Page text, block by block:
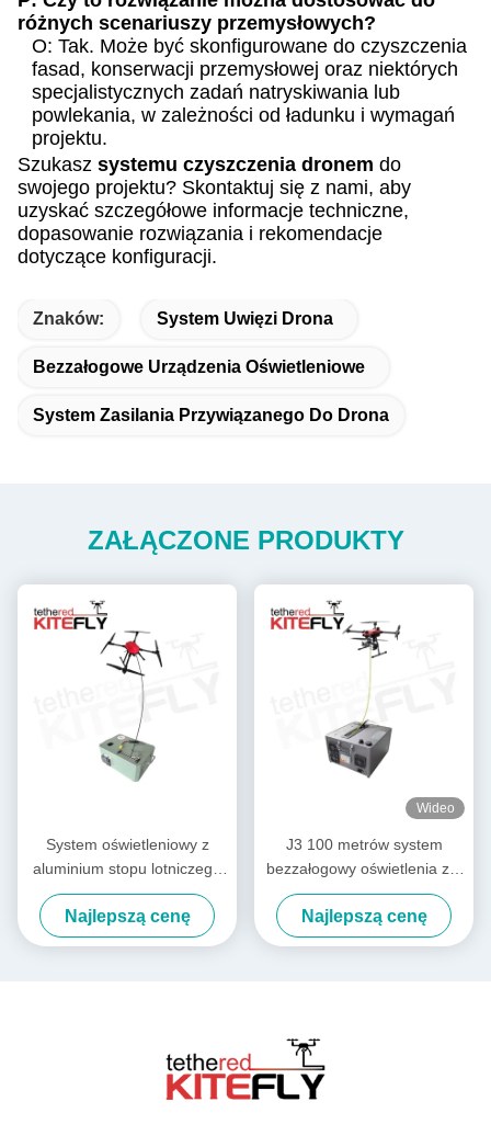
różnych scenariuszy przemysłowych?
O: Tak. Może być skonfigurowane do czyszczenia
fasad, konserwacji przemysłowej oraz niektórych
specjalistycznych zadań natryskiwania lub
powlekania, w zależności od ładunku i wymagań
projektu.
Szukasz systemu czyszczenia dronem do
swojego projektu? Skontaktuj się z nami, aby
uzyskać szczegółowe informacje techniczne,
dopasowanie rozwiązania i rekomendacje
dotyczące konfiguracji.
Znaków: System Uwięzi Drona
Bezzałogowe Urządzenia Oświetleniowe
System Zasilania Przywiązanego Do Drona
ZAŁĄCZONE PRODUKTY
System oświetleniowy z
aluminium stopu lotniczego
M40 IP54 Kitefly
Najlepszą cenę
Wideo
J3 100 metrów system
bezzałogowy oświetlenia z 3
kg maksymalnego
obciążenia Kitefly
Najlepszą cenę